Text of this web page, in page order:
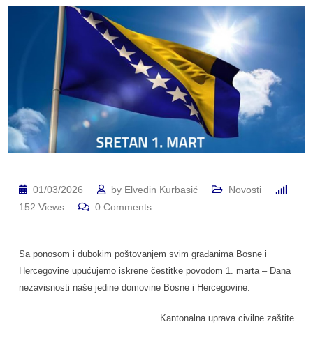
01/03/2026 by Elvedin Kurbasić
Novosti
152 Views 0 Comments
Sa ponosom i dubokim poštovanjem svim građanima Bosne i
Hercegovine upućujemo iskrene čestitke povodom 1. marta – Dana
nezavisnosti naše jedine domovine Bosne i Hercegovine.
Kantonalna uprava civilne zaštite